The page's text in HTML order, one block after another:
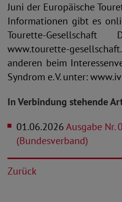
Juni der Europäische
Informationen gibt es
Tourette-Gesellschaft
www.tourette-
anderen beim
Syndrom e. V. unter:
In Verbindung stehende
01.06.2026Ausgabe Nr.
(Bundesverband)
Zurück